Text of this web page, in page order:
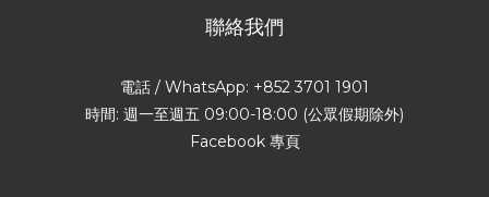
聯絡我們
電話 / WhatsApp: +852 3701 1901
時間: 週一至週五 09:00-18:00 (公眾假期除外)
Facebook 專頁